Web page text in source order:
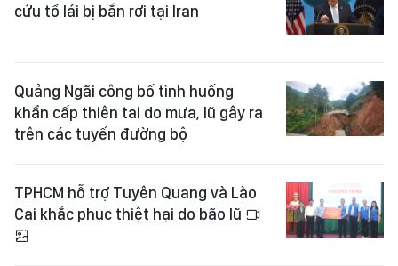
cứu tổ lái bị bắn rơi tại Iran
Quảng Ngãi công bố tình huống
khẩn cấp thiên tai do mưa, lũ gây ra
trên các tuyến đường bộ
TPHCM hỗ trợ Tuyên Quang và Lào
Cai khắc phục thiệt hại do bão lũ